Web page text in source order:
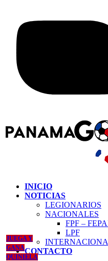
INICIO
NOTICIAS
LEGIONARIOS
NACIONALES
FPF –
LPF
CONTACTO
JUEGA Y
GANA
QUINIELA